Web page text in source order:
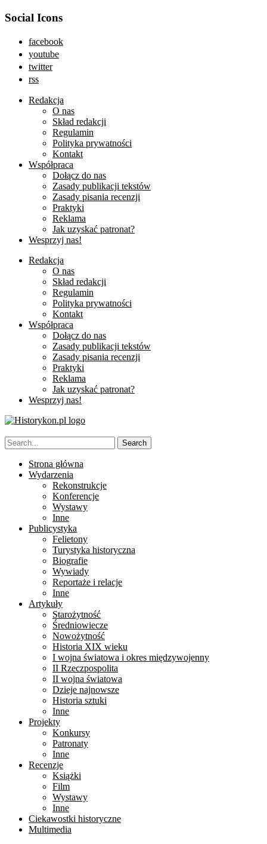
Social Icons
facebook
youtube
twitter
rss
Redakcja
O nas
Skład redakcji
Regulamin
Polityka prywatności
Kontakt
Współpraca
Dołącz do nas
Zasady publikacji tekstów
Zasady pisania recenzji
Praktyki
Reklama
Jak uzyskać patronat?
Wesprzyj nas!
Redakcja
O nas
Skład redakcji
Regulamin
Polityka prywatności
Kontakt
Współpraca
Dołącz do nas
Zasady publikacji tekstów
Zasady pisania recenzji
Praktyki
Reklama
Jak uzyskać patronat?
Wesprzyj nas!
Strona główna
Wydarzenia
Rekonstrukcje
Konferencje
Wystawy
Inne
Publicystyka
Felietony
Turystyka historyczna
Biografie
Wywiady
Reportaże i relacje
Inne
Artykuły
Starożytność
Średniowiecze
Nowożytność
Historia XIX wieku
I wojna światowa i okres międzywojenny
II Rzeczpospolita
II wojna światowa
Dzieje najnowsze
Historia sztuki
Inne
Projekty
Konkursy
Patronaty
Inne
Recenzje
Książki
Film
Wystawy
Inne
Ciekawostki historyczne
Multimedia